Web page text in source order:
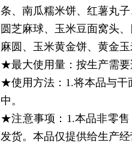
条、南瓜糯米饼、红薯丸
圆芝麻球、玉米豆面窝头
麻圆、玉米黄金饼、黄金
★最大使用量：按生产需要
★使用方法：1.将本品与干
中。
★注意事项：1.本品非零售
发货。本品仅提供给生产